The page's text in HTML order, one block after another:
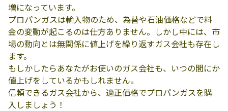
増になっています。
プロパンガスは輸入物のため、為替や石油価格などで料
金の変動が起こるのは仕方ありません。しかし中には、市
場の動向とは無関係に値上げを繰り返すガス会社も存在し
ます。
もしかしたらあなたがお使いのガス会社も、いつの間にか
値上げをしているかもしれません。
信頼できるガス会社から、適正価格でプロパンガスを購
入しましょう！